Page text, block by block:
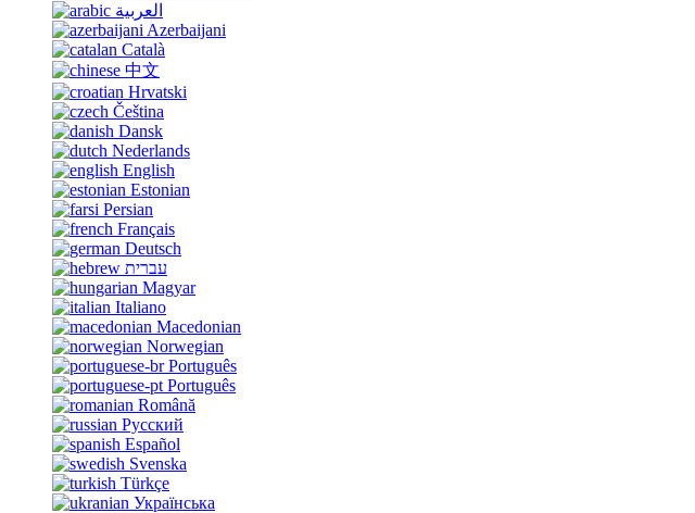
العربية
Azerbaijani
Català
中文
Hrvatski
Čeština
Dansk
Nederlands
English
Estonian
Persian
Français
Deutsch
עברית
Magyar
Italiano
Macedonian
Norwegian
Português
Português
Română
Русский
Español
Svenska
Türkçe
Українська